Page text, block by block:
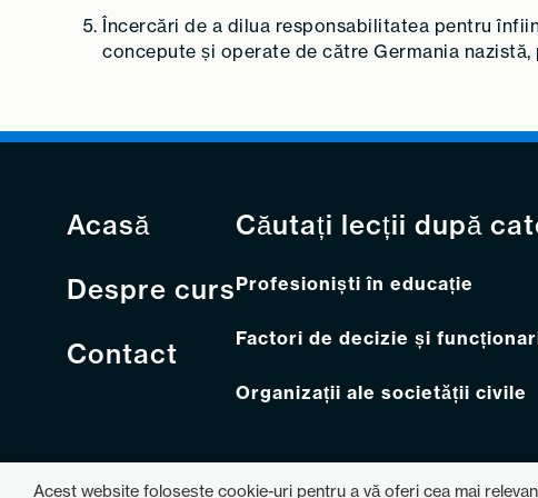
Încercări de a dilua responsabilitatea pentru
concepute și operate de către Germania
Acasă
Despre curs
Contact
Căutați lecții după
Profesioniști în educație
Factori de decizie și
Organizații ale societății civile
Acest website folosește cookie-uri pentru a vă oferi cea mai